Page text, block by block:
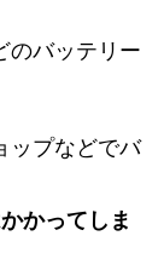
のバッテリー
ップなどでバ
かってしま